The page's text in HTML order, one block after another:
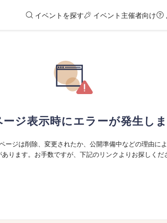
イベントを探す イベント主催者向け
ジ表示時にエラーが発生しま
ージは削除、変更されたか、公開準備中などの理由に
ります。お手数ですが、下記のリンクよりお探しくだ